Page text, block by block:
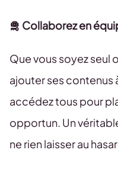
🛅 Collaborez en
Que vous soyez seul
ajouter ses contenus
accédez tous pour
opportun. Un
ne rien laisser au